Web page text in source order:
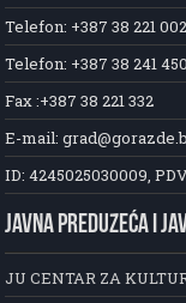
Telefon: +387 38 221 002
Telefon: +387 38 241 450
Fax :+387 38 221 332
E-mail:
ID: 4245025030009,
JAVNA PREDUZEĆA I
JU CENTAR ZA